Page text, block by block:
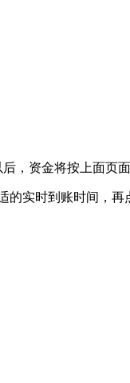
，资金将按上面页
实时到账时间，